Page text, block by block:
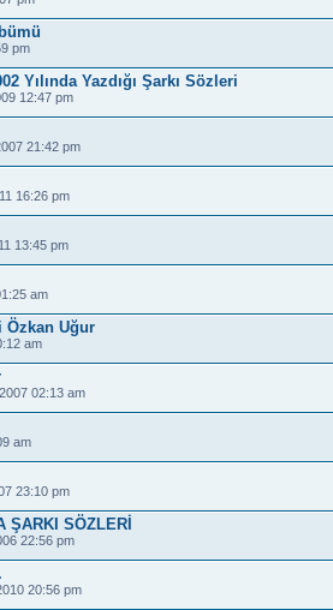
pm
Yılında Yazdığı Şarkı Sözleri
12:47 pm
21:42 pm
16:26 pm
13:45 pm
am
Özkan Uğur
am
02:13 am
am
23:10 pm
ŞARKI SÖZLERİ
22:56 pm
20:56 pm